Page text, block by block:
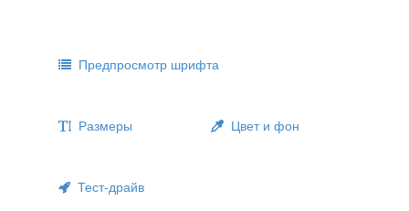
Предпросмотр шрифта
Размеры Цвет и фон
Тест-драйв